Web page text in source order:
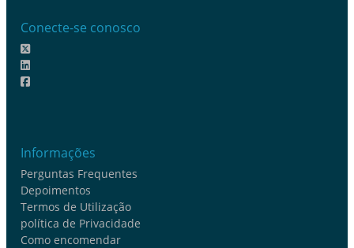
Conecte-se conosco
Informações
Perguntas Frequentes
Depoimentos
Termos de Utilização
política de Privacidade
Como encomendar